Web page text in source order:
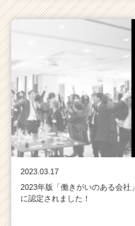
2023.03.17
2023年版「働きがいのある会社」
に認定されました！